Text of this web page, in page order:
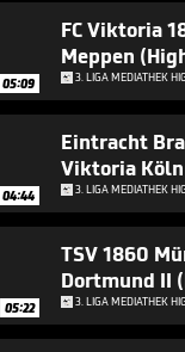
05:09
FC Viktoria
Meppen
3. LIGA MEDIATHEK
04:44
Eintracht
Viktoria
3. LIGA MEDIATHEK
05:22
TSV 1860
Dortmund II
3. LIGA MEDIATHEK